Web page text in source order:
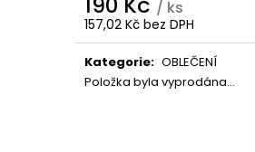
/ ks
157,02 Kč bez DPH
Měrná
cena:
Kategorie: OBLEČENÍ
Položka byla vyprodána…